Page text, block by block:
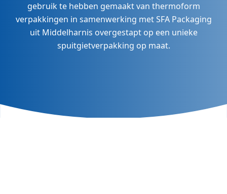
gebruik te hebben gemaakt van thermoform
verpakkingen in samenwerking met SFA Packaging
uit Middelharnis overgestapt op een unieke
spuitgietverpakking op maat.